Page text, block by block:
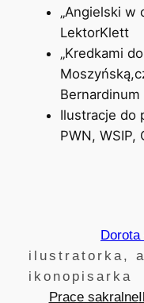
„Angielski w
LektorKlett
„Kredkami
Bernardinum
Ilustracje do
PWN, WSIP,
ilustratorka,
ikonopisarka
Prace sakralne